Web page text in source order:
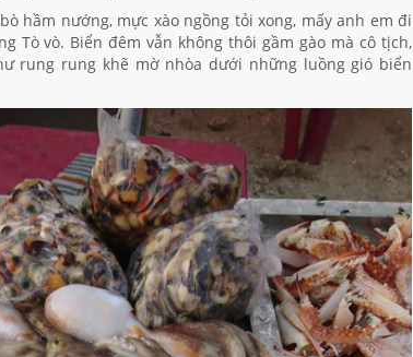
hầm nướng, mực xào ngồng tỏi xong, mấy anh em đi
Tò vò. Biển đêm vẫn không thôi gầm gào mà cô tịch,
rung rung khẽ mờ nhòa dưới những luồng gió biển